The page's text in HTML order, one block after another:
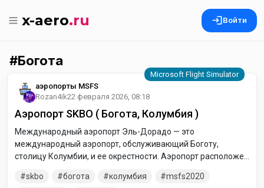
x-aero.ru Войти
Богота
аэропорты MSFS
Rozan4ik22 февраля 2026, 08:18
Аэропорт SKBO ( Богота, Колумбия )
Международный аэропорт Эль-Дорадо — это
международный аэропорт, обслуживающий Боготу,
столицу Колумбии, и ее окрестности. Аэропорт расположен
частично простирается в район Энгатива и через
skbo богота колумбия
msfs2020